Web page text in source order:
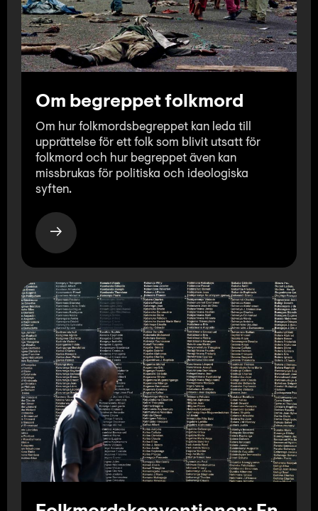
Om begreppet folkmord
Om hur folkmordsbegreppet kan leda till
upprättelse för ett folk som blivit utsatt för
folkmord och hur begreppet även kan
missbrukas för politiska och ideologiska
syften.